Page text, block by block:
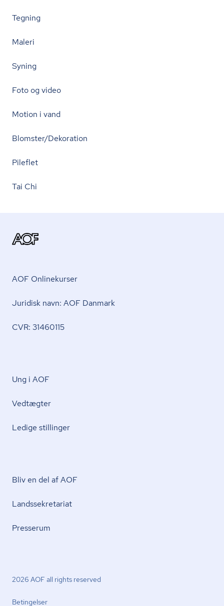
Tegning
Maleri
Syning
Foto og video
Motion i vand
Blomster/Dekoration
Pileflet
Tai Chi
AOF Onlinekurser
Juridisk navn: AOF Danmark
CVR: 31460115
Ung i AOF
Vedtægter
Ledige stillinger
Bliv en del af AOF
Lands­se­kre­ta­ri­at
Presserum
2026 AOF all rights reserved
Betingelser